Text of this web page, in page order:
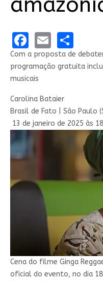
Facebook
Email
Com a proposta de
programação gratuita
musicais
Carolina Bataier
Brasil de Fato | São Paulo
13 de janeiro de 2025 às
Cena do filme Ginga
oficial do evento, no dia